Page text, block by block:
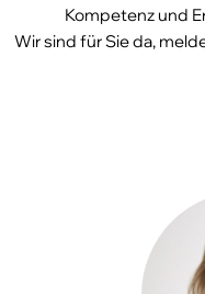
Kompetenz und
Wir sind für Sie da,